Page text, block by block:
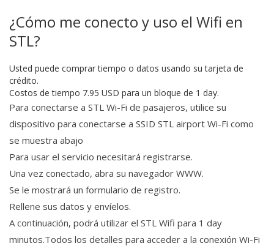
¿Cómo me conecto y uso el Wifi en
STL?
Usted puede comprar tiempo o datos usando su tarjeta de
crédito.
Costos de tiempo 7.95 USD para un bloque de 1 day.
Para conectarse a STL Wi-Fi de pasajeros, utilice su
dispositivo para conectarse a SSID STL airport Wi-Fi como
se muestra abajo
Para usar el servicio necesitará registrarse.
Una vez conectado, abra su navegador WWW.
Se le mostrará un formulario de registro.
Rellene sus datos y envíelos.
A continuación, podrá utilizar el STL Wifi para 1 day
minutos.Todos los detalles para acceder a la conexión Wi-Fi